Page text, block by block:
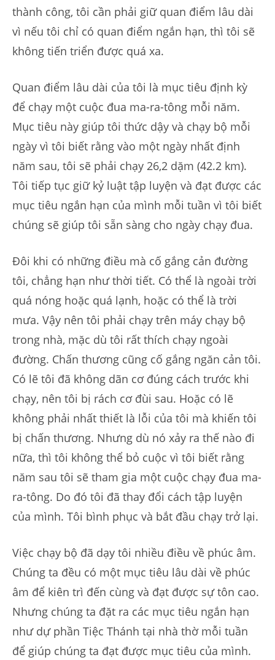
thành công, tôi cần phải giữ quan điểm lâu dài
vì nếu tôi chỉ có quan điểm ngắn hạn, thì tôi sẽ
không tiến triển được quá xa.
Quan điểm lâu dài của tôi là mục tiêu định kỳ
để chạy một cuộc đua ma-ra-tông mỗi năm.
Mục tiêu này giúp tôi thức dậy và chạy bộ mỗi
ngày vì tôi biết rằng vào một ngày nhất định
năm sau, tôi sẽ phải chạy 26,2 dặm (42.2 km).
Tôi tiếp tục giữ kỷ luật tập luyện và đạt được các
mục tiêu ngắn hạn của mình mỗi tuần vì tôi biết
chúng sẽ giúp tôi sẵn sàng cho ngày chạy đua.
Đôi khi có những điều mà cố gắng cản đường
tôi, chẳng hạn như thời tiết. Có thể là ngoài trời
quá nóng hoặc quá lạnh, hoặc có thể là trời
mưa. Vậy nên tôi phải chạy trên máy chạy bộ
trong nhà, mặc dù tôi rất thích chạy ngoài
đường. Chấn thương cũng cố gắng ngăn cản tôi.
Có lẽ tôi đã không dãn cơ đúng cách trước khi
chạy, nên tôi bị rách cơ đùi sau. Hoặc có lẽ
không phải nhất thiết là lỗi của tôi mà khiến tôi
bị chấn thương. Nhưng dù nó xảy ra thế nào đi
nữa, thì tôi không thể bỏ cuộc vì tôi biết rằng
năm sau tôi sẽ tham gia một cuộc chạy đua ma-
ra-tông. Do đó tôi đã thay đổi cách tập luyện
của mình. Tôi bình phục và bắt đầu chạy trở lại.
Việc chạy bộ đã dạy tôi nhiều điều về phúc âm.
Chúng ta đều có một mục tiêu lâu dài về phúc
âm để kiên trì đến cùng và đạt được sự tôn cao.
Nhưng chúng ta đặt ra các mục tiêu ngắn hạn
như dự phần Tiệc Thánh tại nhà thờ mỗi tuần
để giúp chúng ta đạt được mục tiêu của mình.